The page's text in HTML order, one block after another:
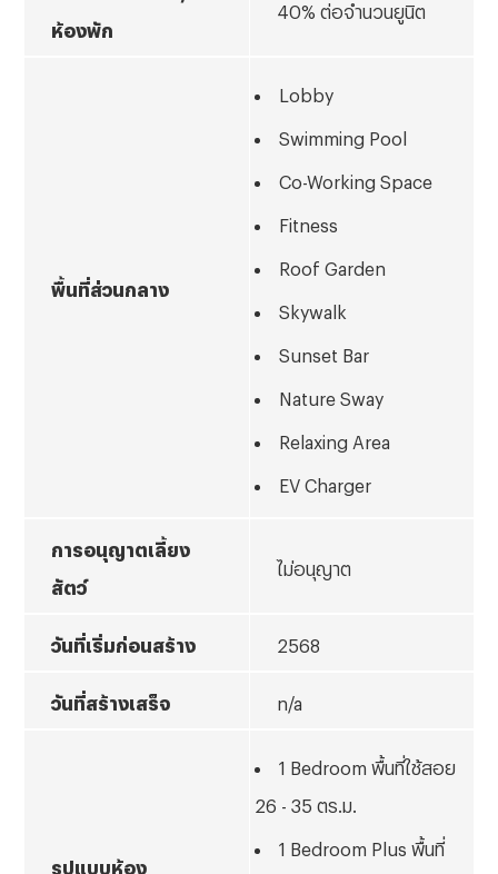
ห้องพัก
40% ต่อจำนวนยูนิต
พื้นที่ส่วนกลาง
Lobby
Swimming Pool
Co-Working Space
Fitness
Roof Garden
Skywalk
Sunset Bar
Nature Sway
Relaxing Area
EV Charger
การอนุญาตเลี้ยง
สัตว์
ไม่อนุญาต
วันที่เริ่มก่อนสร้าง 2568
วันที่สร้างเสร็จ n/a
รูปแบบห้อง
1 Bedroom พื้นที่ใช้สอย
26 - 35 ตร.ม.
1 Bedroom Plus พื้นที่